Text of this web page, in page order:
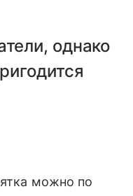
однако
можно по